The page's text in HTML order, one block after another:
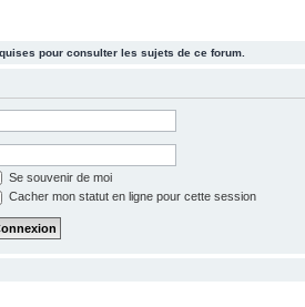
pour consulter les sujets de ce forum.
Se souvenir de moi
Cacher mon statut en ligne pour cette session